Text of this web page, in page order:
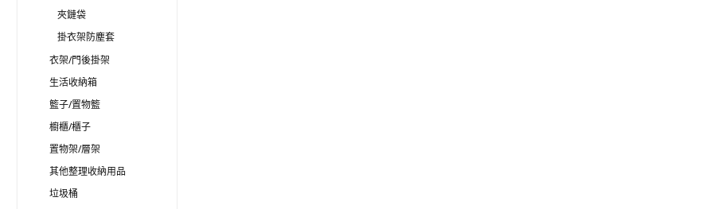
夾鏈袋
掛衣架防塵套
衣架/門後掛架
生活收納箱
籃子/置物籃
櫥櫃/櫃子
置物架/層架
其他整理收納用品
垃圾桶